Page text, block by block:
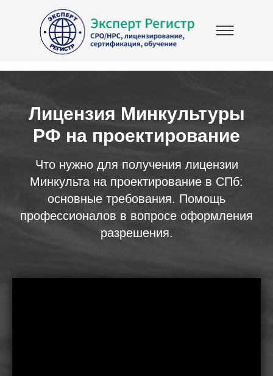
Лицензия Минкультуры
РФ на проектирование
Что нужно для получения лицензии
Минкульта на проектирование в СПб:
основные требования. Помощь
профессионалов в вопросе оформления
разрешения.